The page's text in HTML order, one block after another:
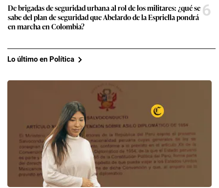
De brigadas de seguridad urbana al rol de los militares: ¿qué se
sabe del plan de seguridad que Abelardo de la Espriella pondrá
en marcha en Colombia?
6
Lo último en Política